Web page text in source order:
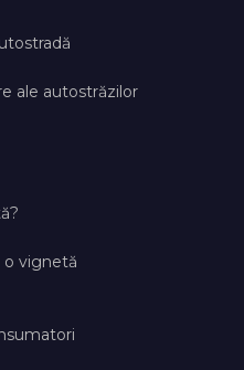
ale autostrăzilor
o vignetă